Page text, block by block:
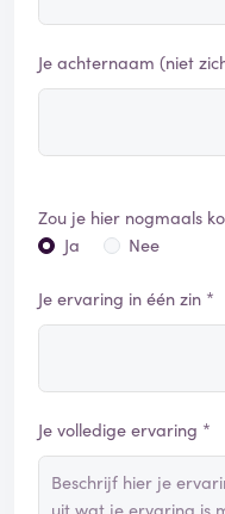
Je achternaam (niet
Zou je hier nogmaals
Ja
Nee
Je ervaring in één zin *
Je volledige ervaring *